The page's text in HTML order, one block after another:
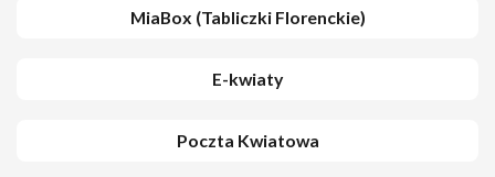
MiaBox (Tabliczki Florenckie)
E-kwiaty
Poczta Kwiatowa